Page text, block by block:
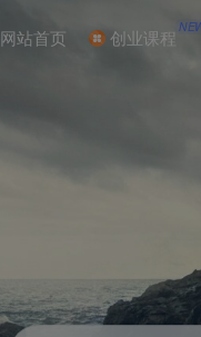
网站首页 创业课程